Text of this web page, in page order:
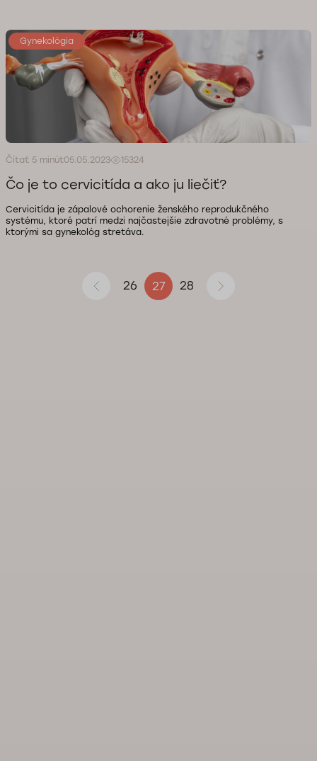
Gynekológia
Čítať 5 minút05.05.2023 15324
Čo je to cervicitída a ako ju liečiť?
Cervicitída je zápalové ochorenie ženského reprodukčného
systému, ktoré patrí medzi najčastejšie zdravotné problémy, s
ktorými sa gynekológ stretáva.
26 27 28